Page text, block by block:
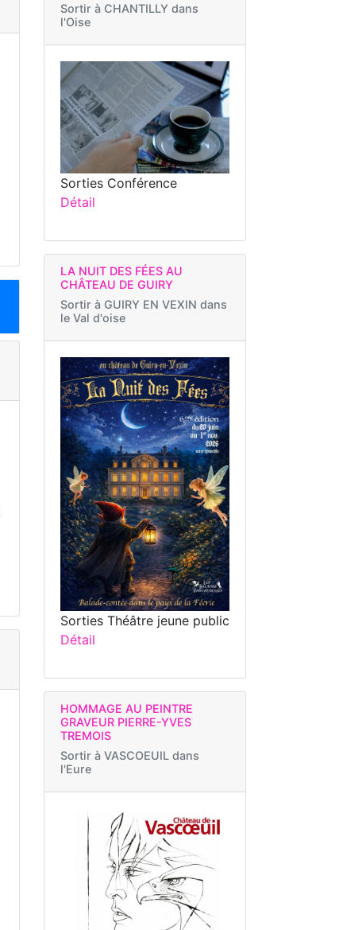
Sortir à CHANTILLY dans
l'Oise
Sorties Conférence
Détail
LA NUIT DES FÉES AU
CHÂTEAU DE GUIRY
Sortir à GUIRY EN VEXIN dans
le Val d'oise
Sorties Théâtre jeune public
Détail
HOMMAGE AU PEINTRE
GRAVEUR PIERRE-YVES
TREMOIS
Sortir à VASCOEUIL dans
l'Eure